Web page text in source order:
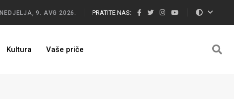
NEDJELJA, 9. AVG 2026. PRATITE NAS:
Kultura Vaše priče